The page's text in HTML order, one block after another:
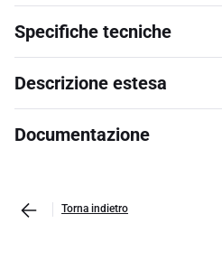
Specifiche tecniche
Descrizione estesa
Documentazione
Torna indietro